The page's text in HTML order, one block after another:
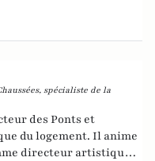
Saclay, ainsi que
et à l'évaluation
environnementaux de
expertise porte
les industries
ainsi que les
spécialiste de la
des Ponts et
du logement. Il anime
directeur artistique